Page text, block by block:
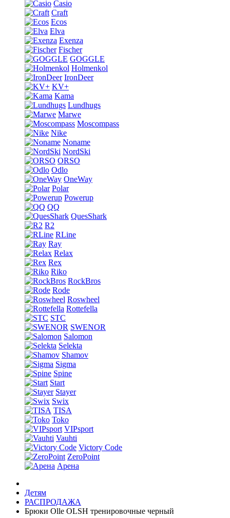
Casio
Craft
Ecos
Elva
Exenza
Fischer
GOGGLE
Holmenkol
IronDeer
KV+
Kama
Lundhugs
Marwe
Moscompass
Nike
Noname
NordSki
ORSO
Odlo
OneWay
Polar
Powerup
QQ
QuesShark
R2
RLine
Ray
Relax
Rex
Riko
RockBros
Rode
Roswheel
Rottefella
STC
SWENOR
Salomon
Selekta
Shamov
Sigma
Spine
Start
Stayer
Swix
TISA
Toko
VIPsport
Vauhti
Victory Code
ZeroPoint
Арена
Детям
РАСПРОДАЖА
Брюки Olle OLSH тренировочные черный